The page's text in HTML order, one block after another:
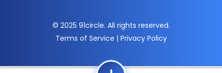
© 2025 91circle. All rights reserved.
Terms of Service | Privacy Policy